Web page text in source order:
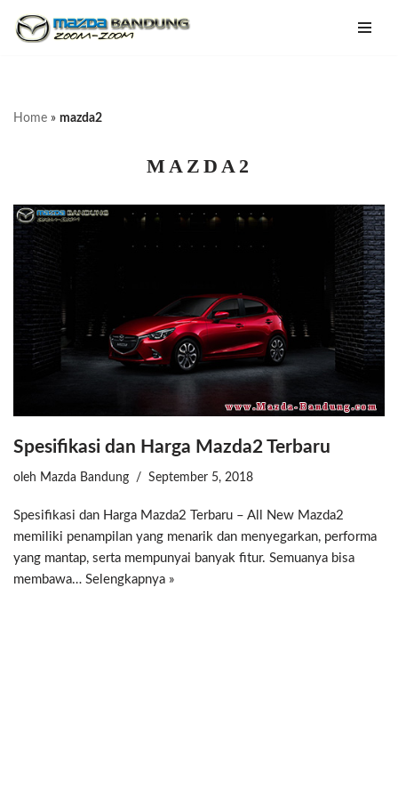
Home » mazda2
MAZDA2
Spesifikasi dan Harga Mazda2 Terbaru
oleh Mazda Bandung September 5, 2018
Spesifikasi dan Harga Mazda2 Terbaru – All New Mazda2
memiliki penampilan yang menarik dan menyegarkan, performa
yang mantap, serta mempunyai banyak fitur. Semuanya bisa
membawa… Selengkapnya »